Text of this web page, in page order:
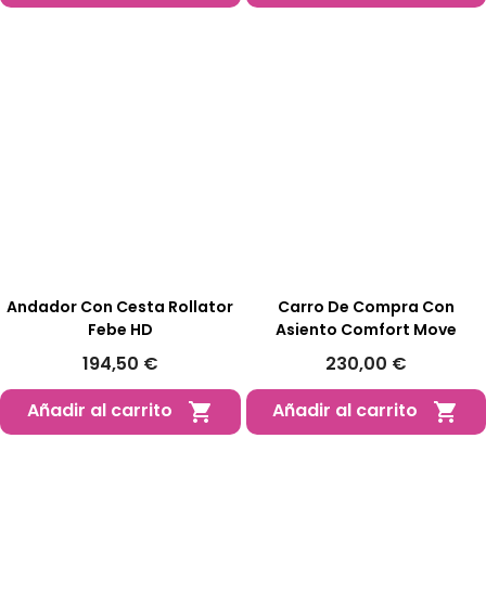
Andador Con Cesta Rollator
Febe HD
194,50 €
Añadir al carrito

Carro De Compra Con
Asiento Comfort Move
230,00 €
Añadir al carrito
